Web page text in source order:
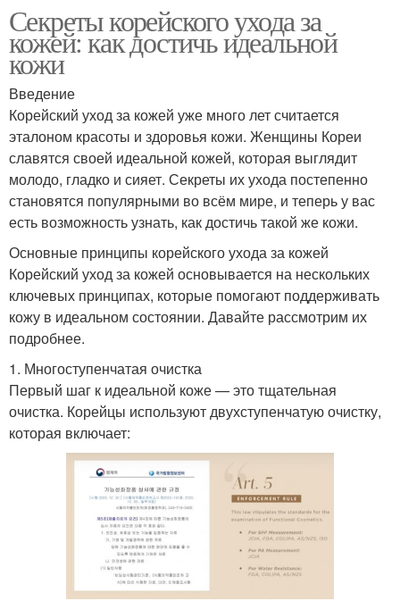
Секреты корейского ухода за
кожей: как достичь идеальной
кожи
Введение
Корейский уход за кожей уже много лет считается
эталоном красоты и здоровья кожи. Женщины Кореи
славятся своей идеальной кожей, которая выглядит
молодо, гладко и сияет. Секреты их ухода постепенно
становятся популярными во всём мире, и теперь у вас
есть возможность узнать, как достичь такой же кожи.
Основные принципы корейского ухода за кожей
Корейский уход за кожей основывается на нескольких
ключевых принципах, которые помогают поддерживать
кожу в идеальном состоянии. Давайте рассмотрим их
подробнее.
1. Многоступенчатая очистка
Первый шаг к идеальной коже — это тщательная
очистка. Корейцы используют двухступенчатую очистку,
которая включает: